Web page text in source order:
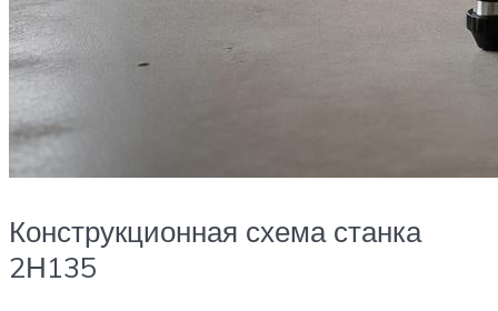
Конструкционная схема станка
2Н135